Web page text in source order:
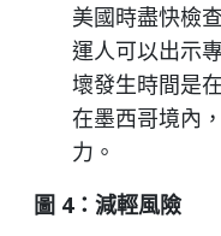
美國時盡快檢
運人可以出示
壞發生時間是
在墨西哥境內
力。
圖 4：減輕風險